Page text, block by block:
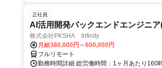
正社員
AI活用開発バックエンドエンジニ
株式会社PKSHA Infinity
月給380,000円～600,000円
フルリモート
勤務時間詳細 総労働時間：1ヶ月あたり160